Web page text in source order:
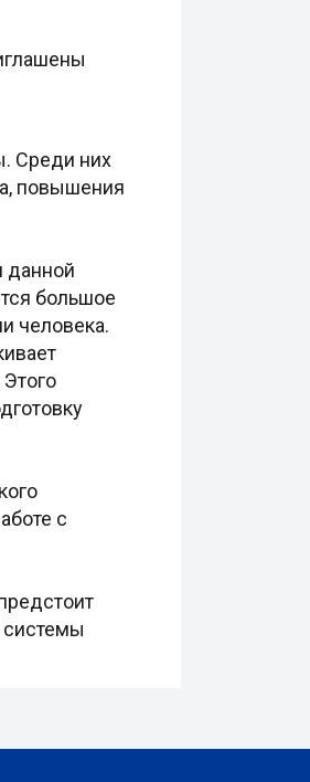
Среди них
повышения
данной
большое
человека.
с
системы